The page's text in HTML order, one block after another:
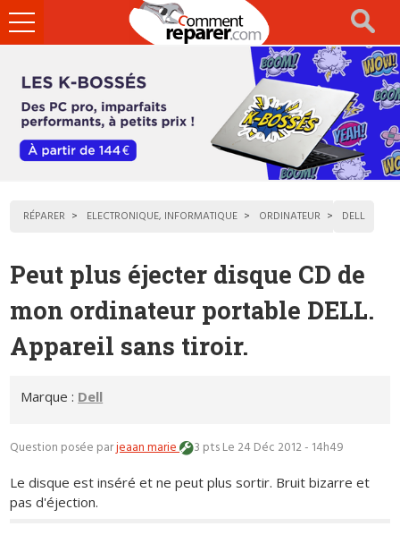
Ouvrir
le
RÉPARER ELECTRONIQUE, INFORMATIQUE ORDINATEUR DELL
Peut plus éjecter disque CD de
mon ordinateur portable DELL.
Appareil sans tiroir.
Marque : Dell
Question posée parjeaan marie 3 ptsLe 24 Déc 2012 - 14h49
Le disque est inséré et ne peut plus sortir. Bruit bizarre et
pas d'éjection.